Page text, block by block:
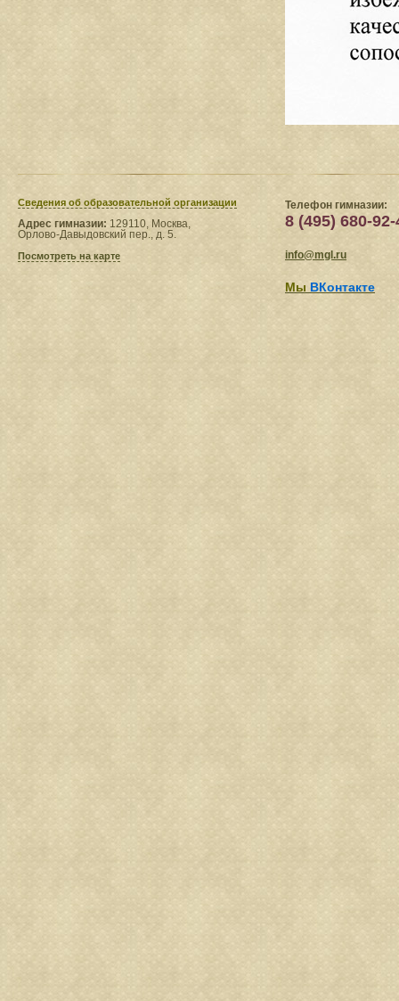
Сведения​ об образовательной организации
Адрес гимназии: 129110, Москва,
Орлово-Давыдовский пер., д. 5.
Посмотреть на карте
Телефон гимназии:
8 (495) 680-92-
info@mgl.ru
Мы ВКонтакте